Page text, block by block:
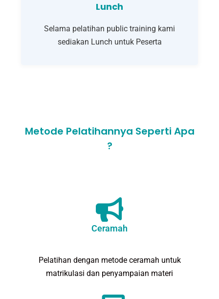
Lunch
Selama pelatihan public training kami
sediakan Lunch untuk Peserta
Metode Pelatihannya Seperti Apa
?
Ceramah
Pelatihan dengan metode ceramah untuk
matrikulasi dan penyampaian materi